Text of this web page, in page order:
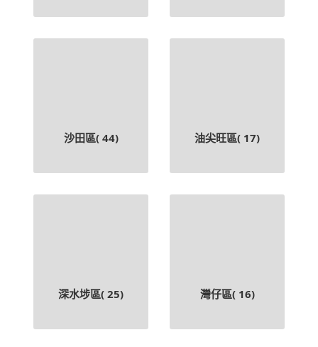
沙田區( 44) 油尖旺區( 17)
深水埗區( 25) 灣仔區( 16)